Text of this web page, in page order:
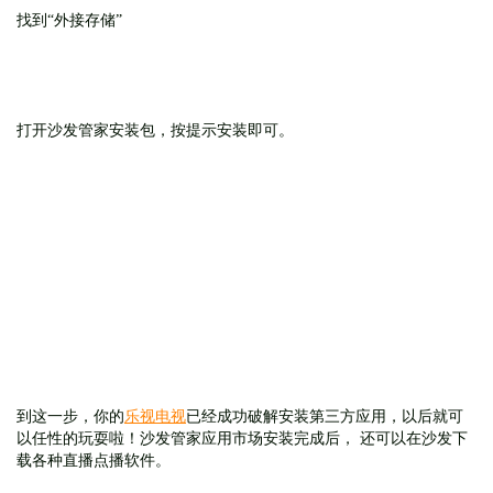
找到“外接存储”
打开沙发管家安装包，按提示安装即可。
到这一步，你的乐视电视已经成功破解安装第三方应用，以后就可
以任性的玩耍啦！沙发管家应用市场安装完成后， 还可以在沙发下
载各种直播点播软件。